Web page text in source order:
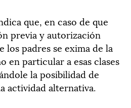
que, en caso de que
previa y autorización
los padres se exima de la
en particular a esas clases
la posibilidad de
actividad alternativa.